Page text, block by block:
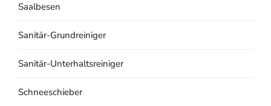
Saalbesen
Sanitär-Grundreiniger
Sanitär-Unterhaltsreiniger
Schneeschieber